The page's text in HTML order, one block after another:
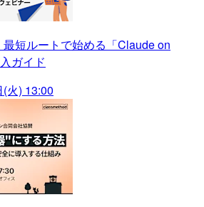
最短ルートで始める「Claude on
ガイド
火) 13:00